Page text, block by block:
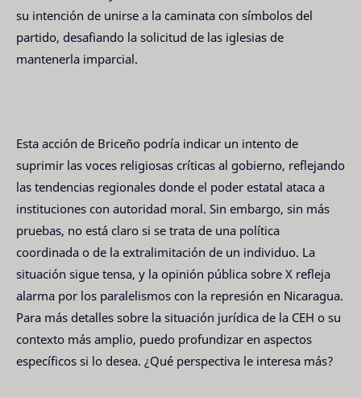
su intención de unirse a la caminata con símbolos del
partido, desafiando la solicitud de las iglesias de
mantenerla imparcial.
Esta acción de Briceño podría indicar un intento de
suprimir las voces religiosas críticas al gobierno, reflejando
las tendencias regionales donde el poder estatal ataca a
instituciones con autoridad moral. Sin embargo, sin más
pruebas, no está claro si se trata de una política
coordinada o de la extralimitación de un individuo. La
situación sigue tensa, y la opinión pública sobre X refleja
alarma por los paralelismos con la represión en Nicaragua.
Para más detalles sobre la situación jurídica de la CEH o su
contexto más amplio, puedo profundizar en aspectos
específicos si lo desea. ¿Qué perspectiva le interesa más?